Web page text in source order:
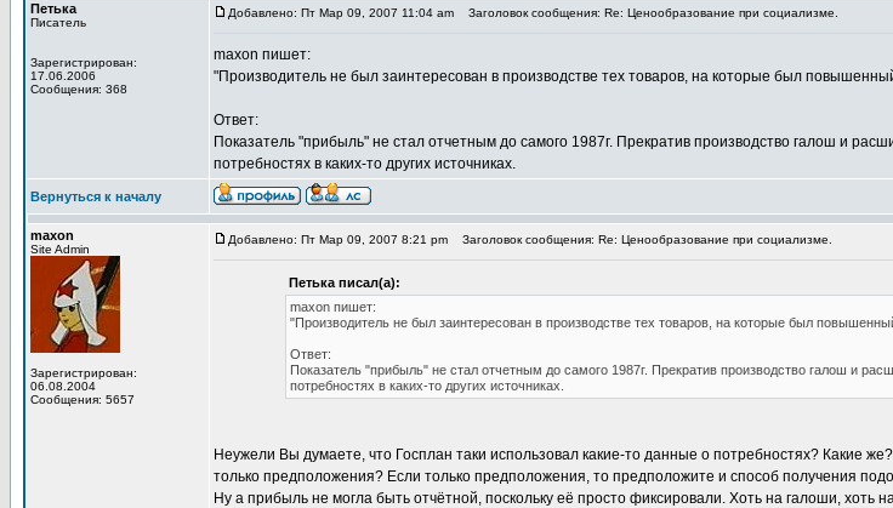
Петька
Писатель
Зарегистрирован:
17.06.2006
Сообщения: 368
Добавлено: Пт Мар 09, 2007 11:04 am Заголовок сообщения: Re: Ценообразование при социализме.
maxon пишет:
"Производитель не был заинтересован в производстве тех товаров, на которые был
Ответ:
Показатель "прибыль" не стал отчетным до самого 1987г. Прекратив производство галош и
потребностях в каких-то других источниках.
Вернуться к началу
maxon
Site Admin
Зарегистрирован:
06.08.2004
Сообщения: 5657
Добавлено: Пт Мар 09, 2007 8:21 pm Заголовок сообщения: Re: Ценообразование при социализме.
Петька писал(а):
maxon пишет:
"Производитель не был заинтересован в производстве тех товаров, на которые был
Ответ:
Показатель "прибыль" не стал отчетным до самого 1987г. Прекратив производство галош и
потребностях в каких-то других источниках.
Неужели Вы думаете, что Госплан таки использовал какие-то данные о потребностях? Какие
только предположения? Если только предположения, то предположите и способ получения
Ну а прибыль не могла быть отчётной, поскольку её просто фиксировали. Хоть на галоши, хоть